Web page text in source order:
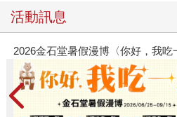
活動訊息
金石堂2026海外優惠：電子書